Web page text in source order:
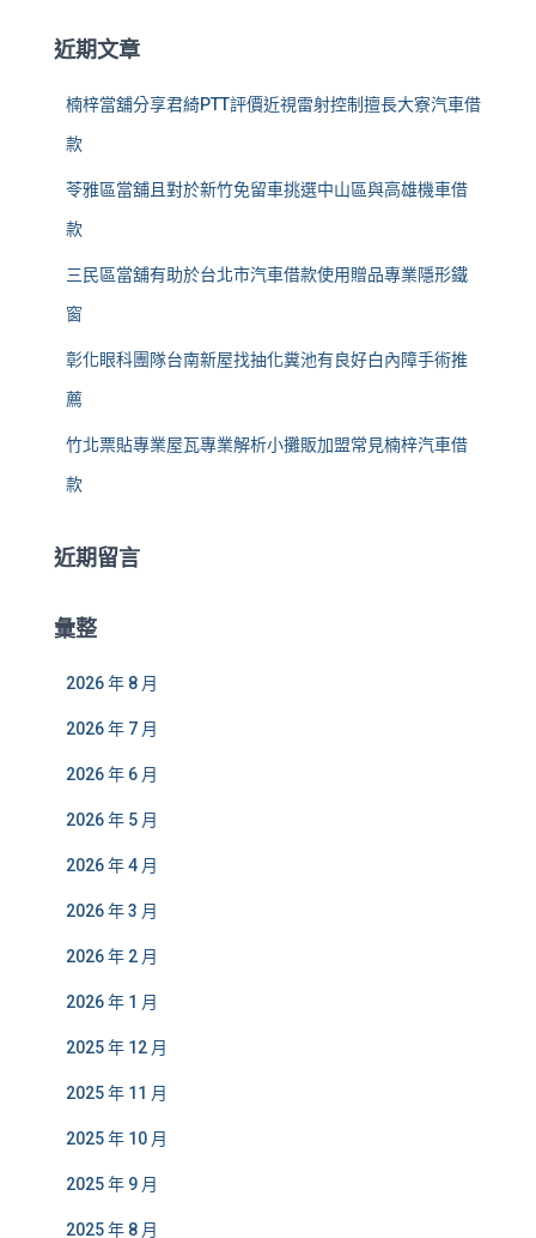
:近期文章
楠梓當舖分享君綺PTT評價近視雷射控制擅長大寮汽車借
款
苓雅區當舖且對於新竹免留車挑選中山區與高雄機車借
款
三民區當舖有助於台北市汽車借款使用贈品專業隱形鐵
窗
彰化眼科團隊台南新屋找抽化糞池有良好白內障手術推
薦
竹北票貼專業屋瓦專業解析小攤販加盟常見楠梓汽車借
款
近期留言
彙整
2026 年 8 月
2026 年 7 月
2026 年 6 月
2026 年 5 月
2026 年 4 月
2026 年 3 月
2026 年 2 月
2026 年 1 月
2025 年 12 月
2025 年 11 月
2025 年 10 月
2025 年 9 月
2025 年 8 月